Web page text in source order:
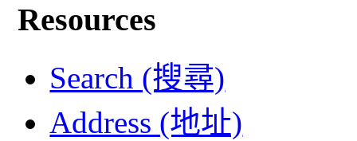
Resources
Search (搜尋)
Address (地址)